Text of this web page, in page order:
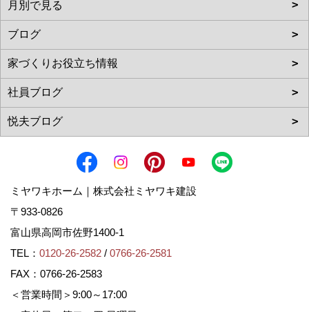
ミヤワキホーム｜株式会社ミヤワキ建設
〒933-0826
富山県高岡市佐野1400-1
TEL： 0120-26-2582 / 0766-26-2581
FAX：0766-26-2583
＜営業時間＞9:00～17:00